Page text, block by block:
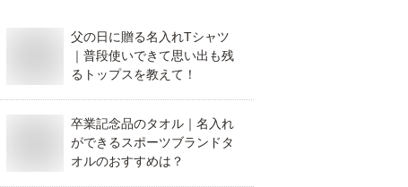
父の日に贈る名入れTシャツ
｜普段使いできて思い出も残
るトップスを教えて！
卒業記念品のタオル｜名入れ
ができるスポーツブランドタ
オルのおすすめは？